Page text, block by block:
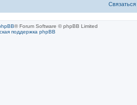
® Forum Software © phpBB Limited
поддержка phpBB